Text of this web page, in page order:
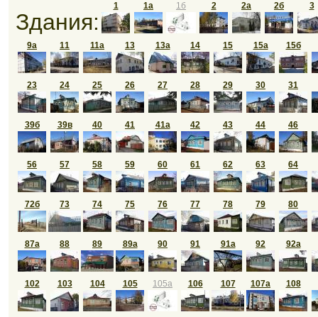
Здания:
1 1а 1б 2 2а 2б 3
9а 11 11а 13 13а 14 15 15а 15б
23 24 25 26 27 28 29 30 31
39б 39в 40 41 41а 42 43 44 46
56 57 58 59 60 61 62 63 64
72б 73 74 75 76 77 78 79 80
87а 88 89 89а 90 91 91а 92 92а
102 103 104 105 105а 106 107 107а 108